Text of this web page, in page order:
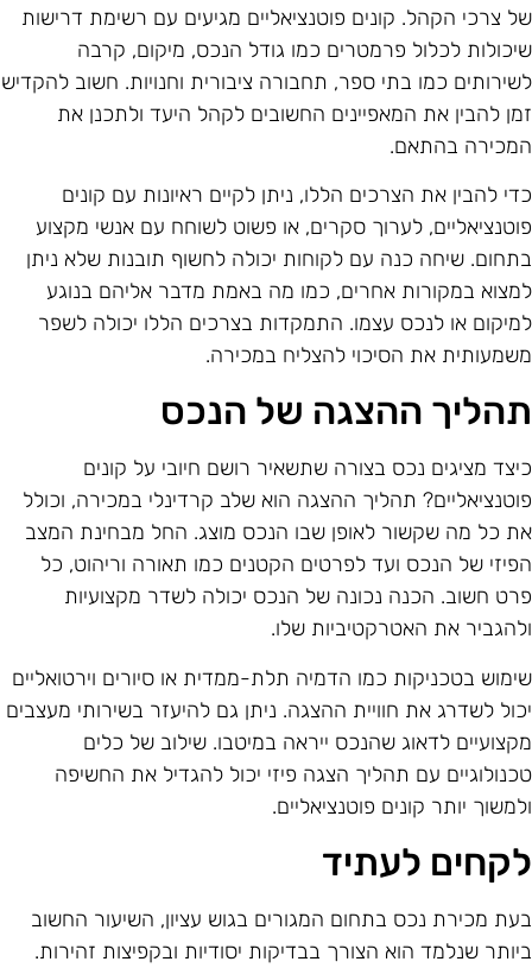
צרכי הקהל. קונים פוטנציאליים מגיעים עם רשימת דרישות
לכלול פרמטרים כמו גודל הנכס, מיקום, קרבה
כמו בתי ספר, תחבורה ציבורית וחנויות. חשוב להקדיש
להבין את המאפיינים החשובים לקהל היעד ולתכנן את
בהתאם.
להבין את הצרכים הללו, ניתן לקיים ראיונות עם קונים
לערוך סקרים, או פשוט לשוחח עם אנשי מקצוע
שיחה כנה עם לקוחות יכולה לחשוף תובנות שלא ניתן
במקורות אחרים, כמו מה באמת מדבר אליהם בנוגע
או לנכס עצמו. התמקדות בצרכים הללו יכולה לשפר
את הסיכוי להצליח במכירה.
ההצגה של הנכס
מציגים נכס בצורה שתשאיר רושם חיובי על קונים
תהליך ההצגה הוא שלב קרדינלי במכירה, וכולל
כל מה שקשור לאופן שבו הנכס מוצג. החל מבחינת המצב
של הנכס ועד לפרטים הקטנים כמו תאורה וריהוט, כל
חשוב. הכנה נכונה של הנכס יכולה לשדר מקצועיות
את האטרקטיביות שלו.
בטכניקות כמו הדמיה תלת-ממדית או סיורים וירטואליים
לשדרג את חוויית ההצגה. ניתן גם להיעזר בשירותי מעצבים
לדאוג שהנכס ייראה במיטבו. שילוב של כלים
עם תהליך הצגה פיזי יכול להגדיל את החשיפה
יותר קונים פוטנציאליים.
לעתיד
מכירת נכס בתחום המגורים בגוש עציון, השיעור החשוב
שנלמד הוא הצורך בבדיקות יסודיות ובקפיצות זהירות.